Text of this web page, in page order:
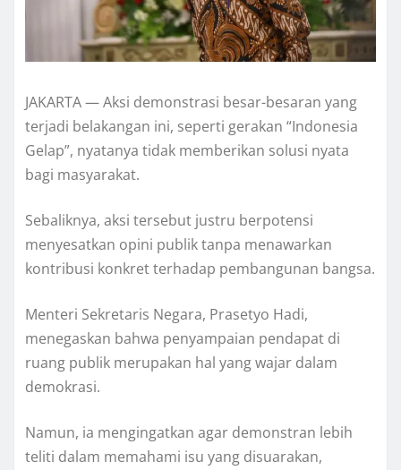
JAKARTA — Aksi demonstrasi besar-besaran yang
terjadi belakangan ini, seperti gerakan “Indonesia
Gelap”, nyatanya tidak memberikan solusi nyata
bagi masyarakat.
Sebaliknya, aksi tersebut justru berpotensi
menyesatkan opini publik tanpa menawarkan
kontribusi konkret terhadap pembangunan bangsa.
Menteri Sekretaris Negara, Prasetyo Hadi,
menegaskan bahwa penyampaian pendapat di
ruang publik merupakan hal yang wajar dalam
demokrasi.
Namun, ia mengingatkan agar demonstran lebih
teliti dalam memahami isu yang disuarakan,